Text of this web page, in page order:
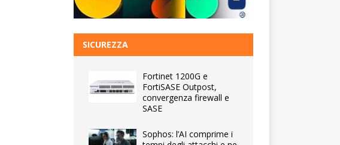
SICUREZZA
Fortinet 1200G e
FortiSASE Outpost,
convergenza firewall e
SASE
Sophos: l’AI comprime i